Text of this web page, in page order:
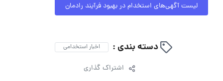
لیست آگهی‌های استخدام در بهبود فرآیند رادمان
دسته بندی : اخبار استخدامی
اشتراک گذاری